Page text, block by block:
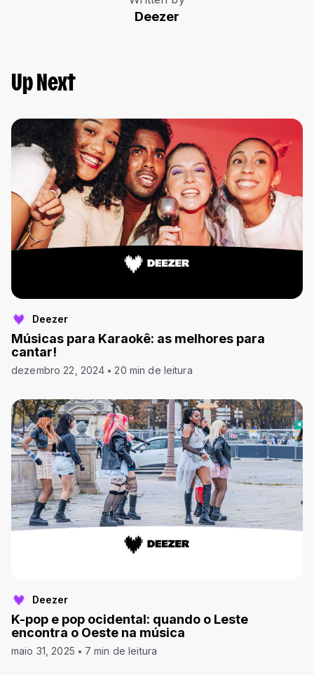
Deezer
Up Next
Deezer
Músicas para Karaokê: as melhores para
cantar!
dezembro 22, 2024 20 min de leitura
Deezer
K-pop e pop ocidental: quando o Leste
encontra o Oeste na música
maio 31, 2025 7 min de leitura